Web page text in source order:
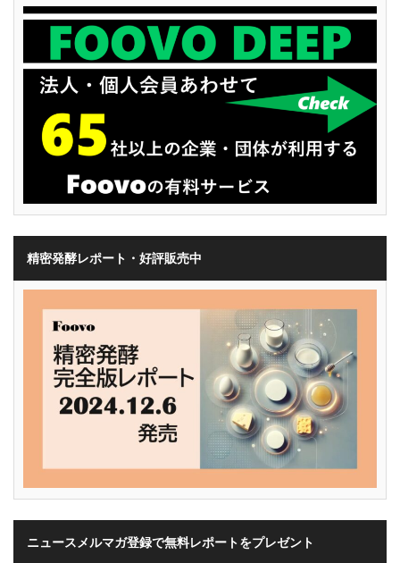
精密発酵レポート・好評販売中
ニュースメルマガ登録で無料レポートをプレゼント